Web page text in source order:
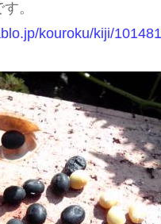
。
kouroku/kiji/